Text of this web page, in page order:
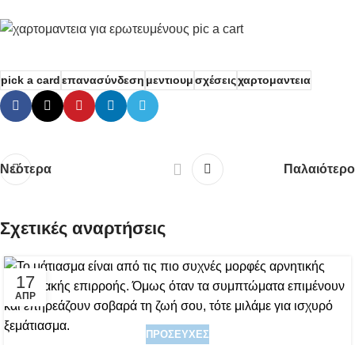
pick a cardεπανασύνδεσημεντιουμσχέσειςχαρτομαντεια
Νεότερα Παλαιότερο
Σχετικές αναρτήσεις
17
ΑΠΡ
ΠΡΟΣΕΥΧΈΣ